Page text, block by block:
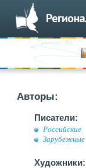
Авторы:
Писатели:
Российские
Зарубежные
Художники: